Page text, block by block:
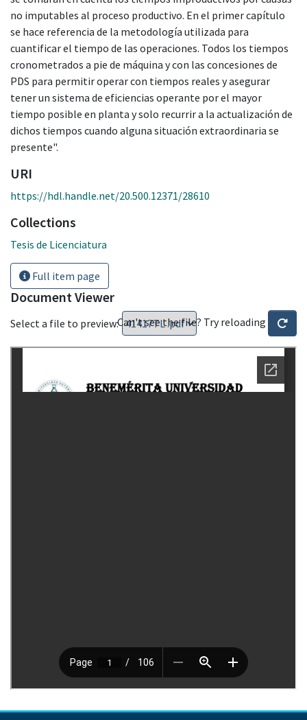
no imputables al proceso productivo. En el primer capítulo
se hace referencia de la metodología utilizada para
cuantificar el tiempo de las operaciones. Todos los tiempos
cronometrados a pie de máquina y con las concesiones de
PDS para permitir operar con tiempos reales y asegurar
tener un sistema de eficiencias operante por el mayor
tiempo posible en planta y solo recurrir a la actualización de
dichos tiempos cuando alguna situación extraordinaria se
presente".
URI
https://hdl.handle.net/20.500.12371/28610
Collections
Tesis de Licenciatura
Full item page
Document Viewer
Select a file to preview:Can't see the file? Try reloading